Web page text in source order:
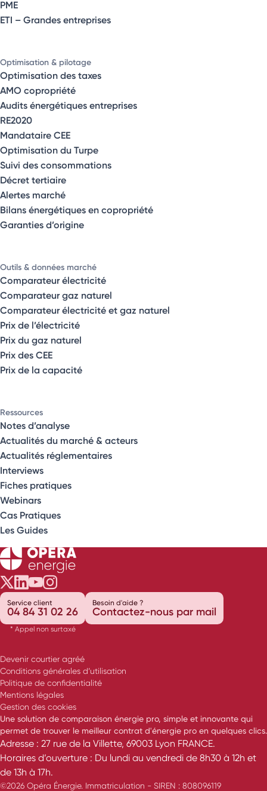
PME
ETI – Grandes entreprises
Optimisation & pilotage
Optimisation des taxes
AMO copropriété
Audits énergétiques entreprises
RE2020
Mandataire CEE
Optimisation du Turpe
Suivi des consommations
Décret tertiaire
Alertes marché
Bilans énergétiques en copropriété
Garanties d’origine
Outils & données marché
Comparateur électricité
Comparateur gaz naturel
Comparateur électricité et gaz naturel
Prix de l’électricité
Prix du gaz naturel
Prix des CEE
Prix de la capacité
Ressources
Notes d’analyse
Actualités du marché & acteurs
Actualités réglementaires
Interviews
Fiches pratiques
Webinars
Cas Pratiques
Les Guides
Opéra Énergie sur Twitter
Opéra Énergie sur LinkedIn
Opéra Énergie sur Youtube
Opéra Énergie sur Instagram
Service client
04 84 31 02 26
* Appel non surtaxé
Besoin d'aide ?
Contactez-nous par mail
Devenir courtier agréé
Conditions générales d’utilisation
Politique de confidentialité
Mentions légales
Gestion des cookies
Une solution de comparaison énergie pro, simple et innovante qui
permet de trouver le meilleur contrat d'énergie pro en quelques clics.
Adresse : 27 rue de la Villette, 69003 Lyon FRANCE.
Horaires d’ouverture : Du lundi au vendredi de 8h30 à 12h et
de 13h à 17h.
©2026 Opéra Énergie. Immatriculation - SIREN : 808096119